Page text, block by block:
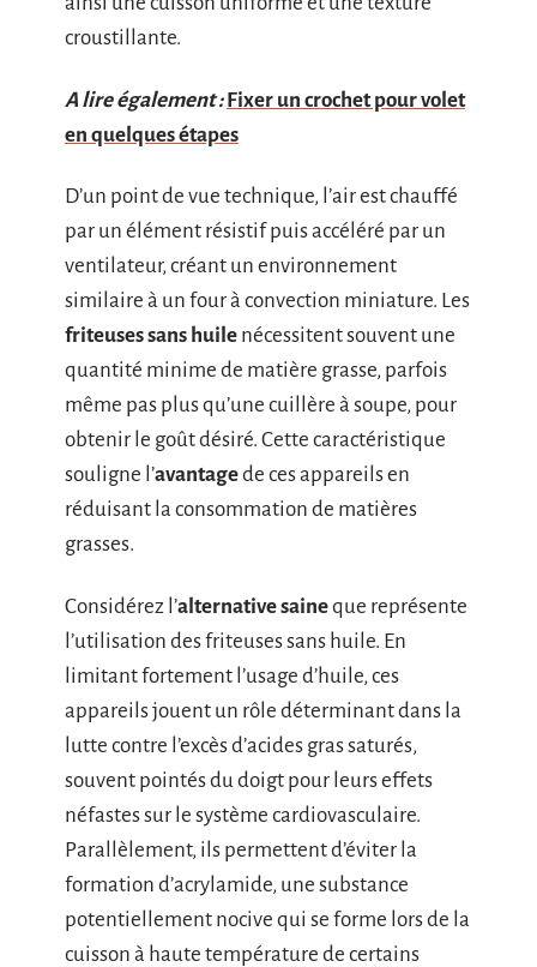
croustillante.
A lire également : Fixer un crochet pour volet
en quelques étapes
D’un point de vue technique, l’air est chauffé
par un élément résistif puis accéléré par un
ventilateur, créant un environnement
similaire à un four à convection miniature. Les
friteuses sans huile nécessitent souvent une
quantité minime de matière grasse, parfois
même pas plus qu’une cuillère à soupe, pour
obtenir le goût désiré. Cette caractéristique
souligne l’avantagede ces appareils en
réduisant la consommation de matières
grasses.
Considérez l’alternative saineque représente
l’utilisation des friteuses sans huile. En
limitant fortement l’usage d’huile, ces
appareils jouent un rôle déterminant dans la
lutte contre l’excès d’acides gras saturés,
souvent pointés du doigt pour leurs effets
néfastes sur le système cardiovasculaire.
Parallèlement, ils permettent d’éviter la
formation d’acrylamide, une substance
potentiellement nocive qui se forme lors de la
cuisson à haute température de certains